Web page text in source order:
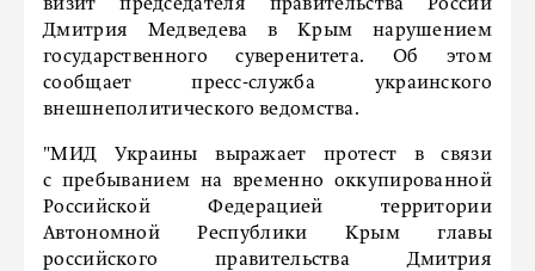
визит председателя правительства России
Дмитрия Медведева в Крым нарушением
государственного суверенитета. Об этом
сообщает пресс-служба украинского
внешнеполитического ведомства.
"МИД Украины выражает протест в связи
с пребыванием на временно оккупированной
Российской Федерацией территории
Автономной Республики Крым главы
российского правительства Дмитрия